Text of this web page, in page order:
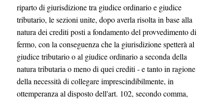
riparto di giurisdizione tra giudice ordinario e giudice
tributario, le sezioni unite, dopo averla risolta in base alla
natura dei crediti posti a fondamento del provvedimento di
fermo, con la conseguenza che la giurisdizione spetterà al
giudice tributario o al giudice ordinario a seconda della
natura tributaria o meno di quei crediti - e tanto in ragione
della necessità di collegare imprescindibilmente, in
ottemperanza al disposto dell'art. 102, secondo comma,